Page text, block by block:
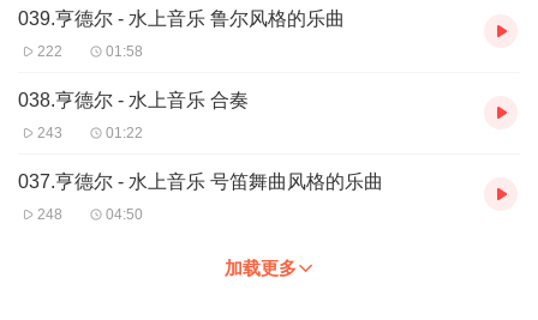
039.亨德尔 - 水上音乐 鲁尔风格的乐曲
222 01:58
038.亨德尔 - 水上音乐 合奏
243 01:22
037.亨德尔 - 水上音乐 号笛舞曲风格的乐曲
248 04:50
加载更多